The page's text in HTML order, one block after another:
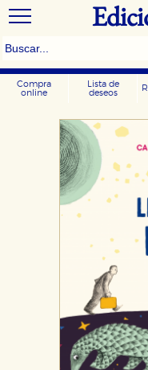
Compra
online
Lista de
deseos